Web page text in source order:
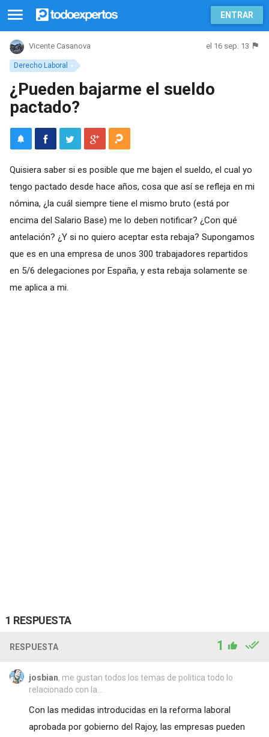
ENTRAR
Derecho Laboral
Vicente Casanova el 16 sep. 13
¿Pueden bajarme el sueldo
pactado?
Quisiera saber si es posible que me bajen el sueldo, el cual yo
tengo pactado desde hace años, cosa que así se refleja en mi
nómina, ¿la cuál siempre tiene el mismo bruto (está por
encima del Salario Base) me lo deben notificar? ¿Con qué
antelación? ¿Y si no quiero aceptar esta rebaja? Supongamos
que es en una empresa de unos 300 trabajadores repartidos
en 5/6 delegaciones por España, y esta rebaja solamente se
me aplica a mi.
1 RESPUESTA
RESPUESTA 1
josbian, me gustan todos los temas de politica todo lo
relacionado con la...
Con las medidas introducidas en la reforma laboral
aprobada por gobierno del Rajoy, las empresas pueden